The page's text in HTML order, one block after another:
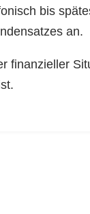
bis
an.
finanzieller